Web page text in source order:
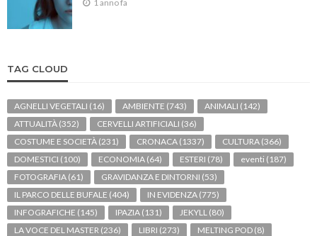
1 anno fa
TAG CLOUD
AGNELLI VEGETALI (16) AMBIENTE (743) ANIMALI (142)
ATTUALITÀ (352) CERVELLI ARTIFICIALI (36)
COSTUME E SOCIETÀ (231) CRONACA (1337) CULTURA (366)
DOMESTICI (100) ECONOMIA (64) ESTERI (78) eventi (187)
FOTOGRAFIA (61) GRAVIDANZA E DINTORNI (53)
IL PARCO DELLE BUFALE (404) IN EVIDENZA (775)
INFOGRAFICHE (145) IPAZIA (131) JEKYLL (80)
LA VOCE DEL MASTER (236) LIBRI (273) MELTING POD (8)